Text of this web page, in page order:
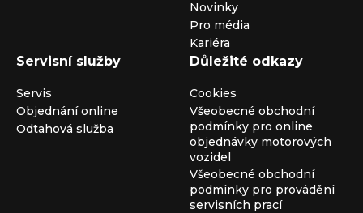
Novinky
Pro média
Kariéra
Servisní služby
Servis
Objednání online
Odtahová služba
Důležité odkazy
Cookies
Všeobecné obchodní
podmínky pro online
objednávky motorových
vozidel
Všeobecné obchodní
podmínky pro provádění
servisních prací